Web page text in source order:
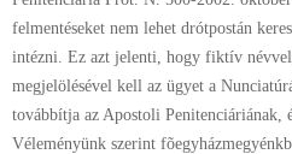
felmentéseket nem lehet drótpostán
intézni. Ez azt jelenti, hogy fiktív
megjelölésével kell az ügyet a
továbbítja az Apostoli Penitenciáriának,
Véleményünk szerint